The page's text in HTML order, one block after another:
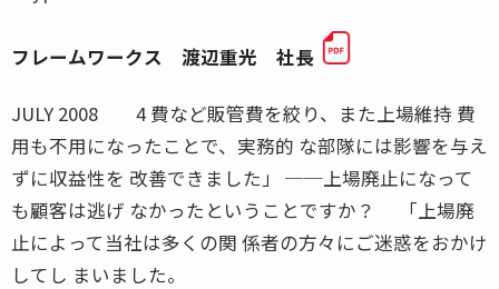
フレームワークス 渡辺重光 社長
JULY 2008 4 費など販管費を絞り、また上場維持 費
用も不用になったことで、実務的 な部隊には影響を与え
ずに収益性を 改善できました」 ──上場廃止になって
も顧客は逃げ なかったということですか？ 「上場廃
止によって当社は多くの関 係者の方々にご迷惑をおかけ
してし まいました。